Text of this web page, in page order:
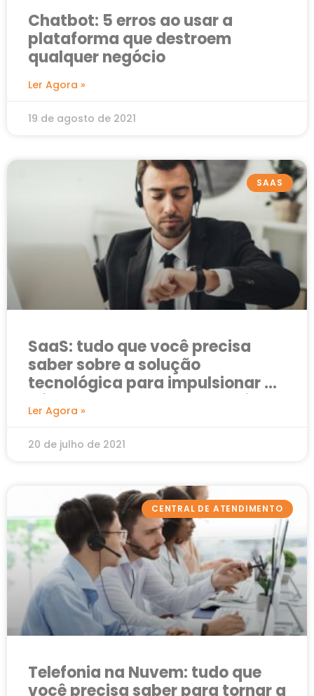
Chatbot: 5 erros ao usar a
plataforma que destroem
qualquer negócio
Ler Agora »
19 de agosto de 2021
SAAS
SaaS: tudo que você precisa
saber sobre a solução
tecnológica para impulsionar os
números dentro do seu negócio
Ler Agora »
20 de julho de 2021
CENTRAL DE ATENDIMENTO
Telefonia na Nuvem: tudo que
você precisa saber para tornar a